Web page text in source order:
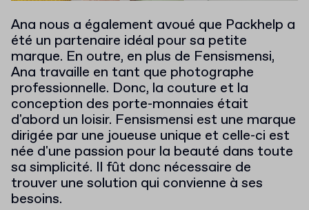
Ana nous a également avoué que Packhelp a
été un partenaire idéal pour sa petite
marque. En outre, en plus de Fensismensi,
Ana travaille en tant que photographe
professionnelle. Donc, la couture et la
conception des porte-monnaies était
d'abord un loisir. Fensismensi est une marque
dirigée par une joueuse unique et celle-ci est
née d'une passion pour la beauté dans toute
sa simplicité. Il fût donc nécessaire de
trouver une solution qui convienne à ses
besoins.